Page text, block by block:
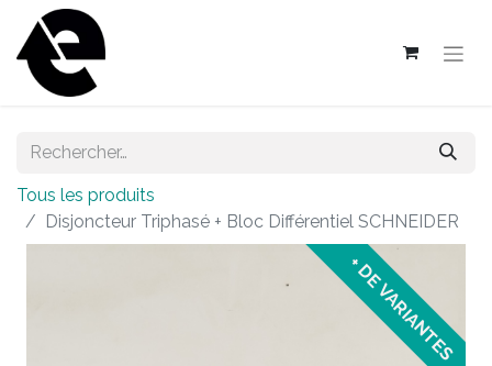
Tous les produits
Disjoncteur Triphasé + Bloc Différentiel SCHNEIDER
+ DE VARIANTES